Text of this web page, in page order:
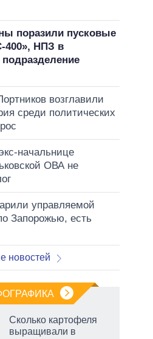
поразили пусковые
400», НПЗ в
подразделение
возглавили
среди политических
начальнице
ОВА не
управляемой
Запорожью, есть
новостей
Сколько картофеля
выращивали в